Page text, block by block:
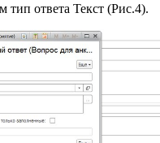
ответа Текст (Рис.4).